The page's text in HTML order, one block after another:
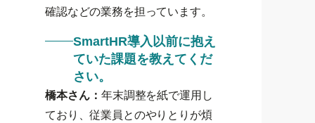
確認などの業務を担っています。
SmartHR導入以前に抱え
ていた課題を教えてくだ
さい。
橋本さん： 年末調整を紙で運用し
ており、従業員とのやりとりが煩